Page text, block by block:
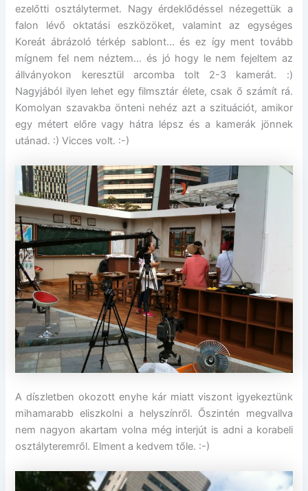
ezelőtti osztálytermet. Nagy érdeklődéssel nézegettük a
falon lévő oktatási eszközöket, valamint az egységes
Koreát ábrázoló térkép sablont… és ez így ment tovább
mígnem fel nem néztem… és jó hogy le nem fejeltem az
állványokon keresztül arcomba tolt 2-3 kamerát. :)
Nagyjából ilyen lehet egy filmsztár élete, csak ő számít rá.
Komolyan szavakba önteni nehéz azt a szituációt, amikor
egy métert előre vagy hátra lépsz és a kamerák jönnek
utánad. :) Vicces volt. :-)
A díszletben okozott enyhe kár miatt viszont igyekeztünk
mihamarabb eliszkolni a helyszínről. Őszintén megvallva
nem nagyon akartam volna még interjút is adni a korabeli
osztályteremről. Elment a kedvem tőle. :-)